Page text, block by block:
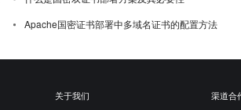
Apache国密证书部署中多域名证书的配置方法
关于我们 渠道合